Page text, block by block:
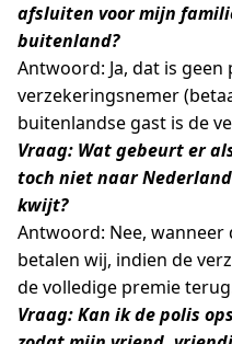
afsluiten voor mijn
buitenland?
Antwoord: Ja, dat is geen
verzekeringsnemer
buitenlandse gast is de
Vraag: Wat gebeurt er
toch niet naar
kwijt?
Antwoord: Nee,
betalen wij, indien de
de volledige premie
Vraag: Kan ik de polis